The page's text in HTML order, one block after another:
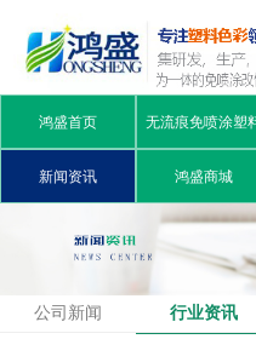
鸿盛首页 无流痕免喷涂塑
新闻资讯 鸿盛商城
公司新闻 行业资讯